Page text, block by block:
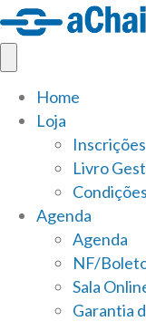
Home
Loja
Inscrições
Livro
Agenda
Agenda
NF/
Sala
Garantia